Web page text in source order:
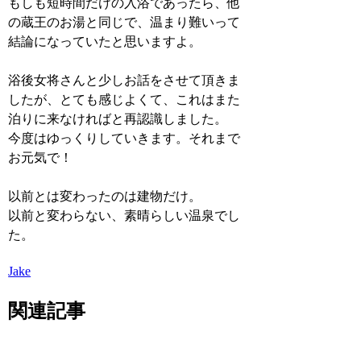
の蔵王のお湯と同じで、温まり難いって
結論になっていたと思いますよ。
浴後女将さんと少しお話をさせて頂きま
したが、とても感じよくて、これはまた
泊りに来なければと再認識しました。
今度はゆっくりしていきます。それまで
お元気で！
以前とは変わったのは建物だけ。
以前と変わらない、素晴らしい温泉でし
た。
Jake
関連記事